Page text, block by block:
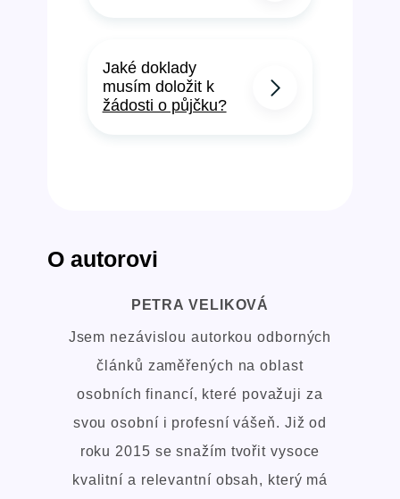
Jaké doklady
musím doložit k
žádosti o půjčku?
O autorovi
PETRA VELIKOVÁ
Jsem nezávislou autorkou odborných
článků zaměřených na oblast
osobních financí, které považuji za
svou osobní i profesní vášeň. Již od
roku 2015 se snažím tvořit vysoce
kvalitní a relevantní obsah, který má